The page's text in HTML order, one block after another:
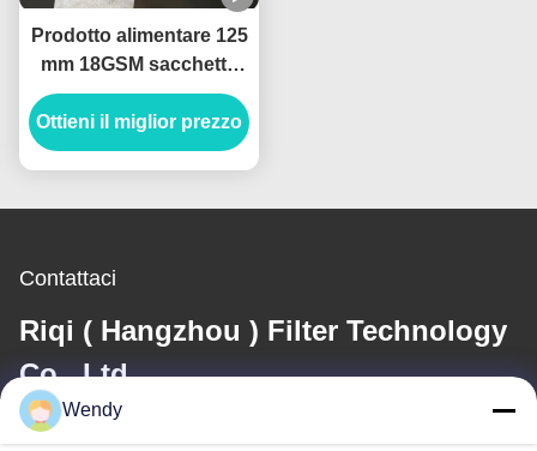
Prodotto alimentare 125
mm 18GSM sacchetto
da tè carta filtro sigillo
termico
Ottieni il miglior prezzo
Contattaci
Riqi ( Hangzhou ) Filter Technology
Co., Ltd.
E-mail
Wendy